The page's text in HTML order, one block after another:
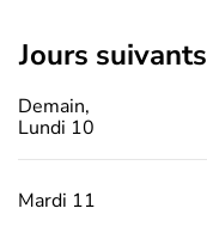
jours suivants
Demain,
Lundi 10
Mardi 11